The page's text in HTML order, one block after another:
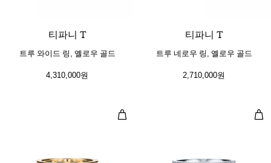
티파니 T
트루 와이드 링, 옐로우 골드
4,310,000원
티파니 T
트루 네로우 링, 옐로우 골드
2,710,000원
네로우 링, 옐로우 골드 네